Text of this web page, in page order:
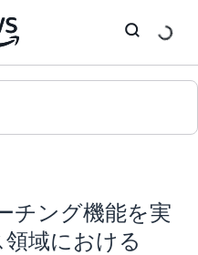
チング機能を実
域における